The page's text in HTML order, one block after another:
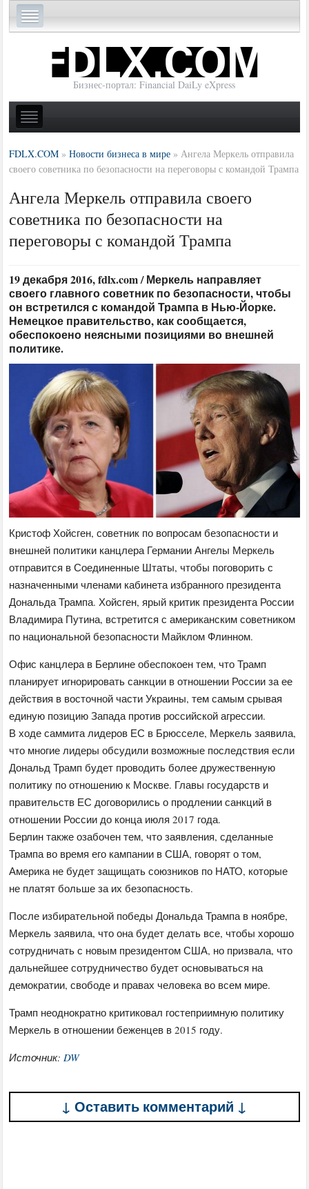
Бизнес-портал: Financial DaiLy eXpress
FDLX.COM »Новости бизнеса в мире » Ангела Меркель отправила
своего советника по безопасности на переговоры с командой Трампа
Ангела Меркель отправила своего
советника по безопасности на
переговоры с командой Трампа
19 декабря 2016, fdlx.com / Меркель направляет
своего главного советник по безопасности, чтобы
он встретился с командой Трампа в Нью-Йорке.
Немецкое правительство, как сообщается,
обеспокоено неясными позициями во внешней
политике.
Кристоф Хойсген, советник по вопросам безопасности и
внешней политики канцлера Германии Ангелы Меркель
отправится в Соединенные Штаты, чтобы поговорить с
назначенными членами кабинета избранного президента
Дональда Трампа. Хойсген, ярый критик президента России
Владимира Путина, встретится с американским советником
по национальной безопасности Майклом Флинном.
Офис канцлера в Берлине обеспокоен тем, что Трамп
планирует игнорировать санкции в отношении России за ее
действия в восточной части Украины, тем самым срывая
единую позицию Запада против российской агрессии.
В ходе саммита лидеров ЕС в Брюсселе, Меркель заявила,
что многие лидеры обсудили возможные последствия если
Дональд Трамп будет проводить более дружественную
политику по отношению к Москве. Главы государств и
правительств ЕС договорились о продлении санкций в
отношении России до конца июля 2017 года.
Берлин также озабочен тем, что заявления, сделанные
Трампа во время его кампании в США, говорят о том,
Америка не будет защищать союзников по НАТО, которые
не платят больше за их безопасность.
После избирательной победы Дональда Трампа в ноябре,
Меркель заявила, что она будет делать все, чтобы хорошо
сотрудничать с новым президентом США, но призвала, что
дальнейшее сотрудничество будет основываться на
демократии, свободе и правах человека во всем мире.
Трамп неоднократно критиковал гостеприимную политику
Меркель в отношении беженцев в 2015 году.
Источник:DW
↓ Оставить комментарий ↓